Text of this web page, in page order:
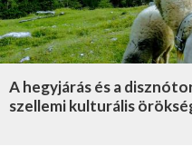
A hegyjárás és a
szellemi kulturális